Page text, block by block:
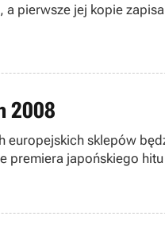
pierwsze jej kopie
2008
europejskich sklepów
japońskiego